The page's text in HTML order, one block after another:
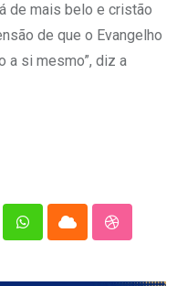
de mais belo e cristão
de que o Evangelho
a si mesmo”, diz a
WhatsappCloud